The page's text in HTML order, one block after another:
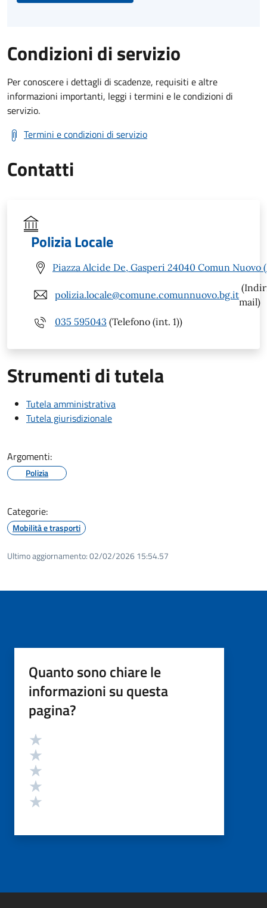
Condizioni di servizio
Per conoscere i dettagli di scadenze, requisiti e altre
informazioni importanti, leggi i termini e le condizioni di
servizio.
Termini e condizioni di servizio
Contatti
Polizia Locale
Piazza Alcide De, Gasperi 24040 Comun Nuovo
polizia.locale@comune.comunnuovo.bg.it
mail)
035 595043 (Telefono (int. 1))
Strumenti di tutela
Tutela amministrativa
Tutela giurisdizionale
Argomenti:
Polizia
Categorie:
Mobilità e trasporti
Ultimo aggiornamento:02/02/2026 15:54.57
Quanto sono chiare le
informazioni su questa
pagina?
Valutazione